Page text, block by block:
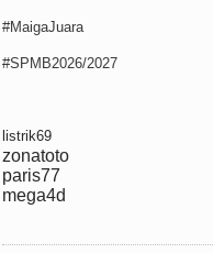
#MaigaJuara
#SPMB2026/2027
listrik69
zonatoto
paris77
mega4d